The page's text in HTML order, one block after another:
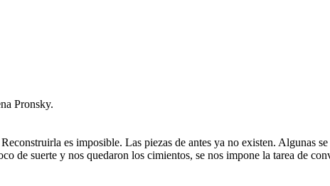
Pronsky.
es imposible. Las piezas de antes ya no existen. Algunas
de suerte y nos quedaron los cimientos, se nos impone la tarea de